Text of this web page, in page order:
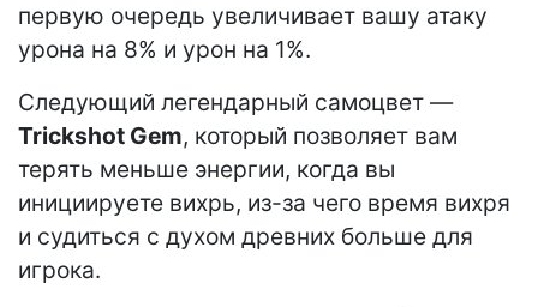
первую очередь увеличивает вашу атаку
урона на 8% и урон на 1%.
Следующий легендарный самоцвет —
Trickshot Gem, который позволяет вам
терять меньше энергии, когда вы
инициируете вихрь, из-за чего время вихря
и судиться с духом древних больше для
игрока.